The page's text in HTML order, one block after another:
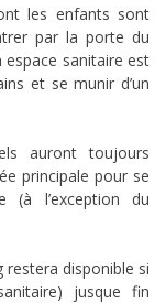
les enfants sont
par la porte du
sanitaire est
et se munir d’un
auront toujours
principale pour se
(à l’exception du
restera disponible si
jusque fin